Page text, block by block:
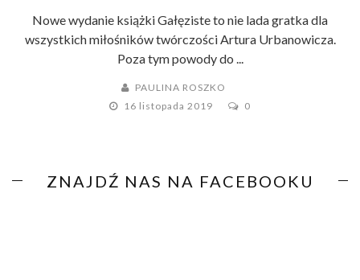
Nowe wydanie książki Gałęziste to nie lada gratka dla
wszystkich miłośników twórczości Artura Urbanowicza.
Poza tym powody do ...
PAULINA ROSZKO
16 listopada 2019
0
ZNAJDŹ NAS NA FACEBOOKU